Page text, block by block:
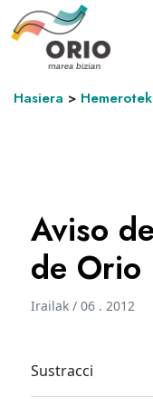
Hasiera >
Aviso
de Orio
Irailak / 06 . 2012
Sustracci